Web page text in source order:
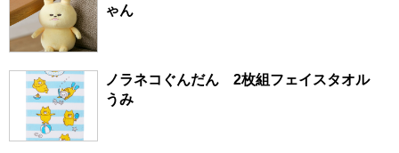
ゃん
ノラネコぐんだん 2枚組フェイスタオル
うみ